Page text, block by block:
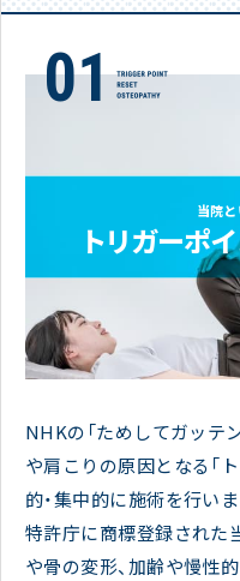
当院
トリガーポ
NHKの「ためしてガッテ
や肩こりの原因となる「
的・集中的に施術を行いま
特許庁に商標登録された
や骨の変形、加齢や慢性